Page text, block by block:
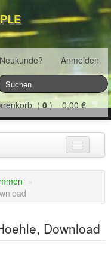
Neukunde? Anmelden
(0) 0,00 €
»
Download